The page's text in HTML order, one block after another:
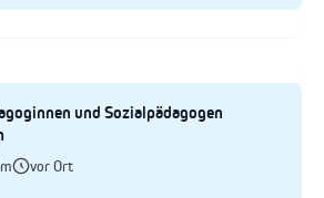
und Sozialpädagogen
vor Ort